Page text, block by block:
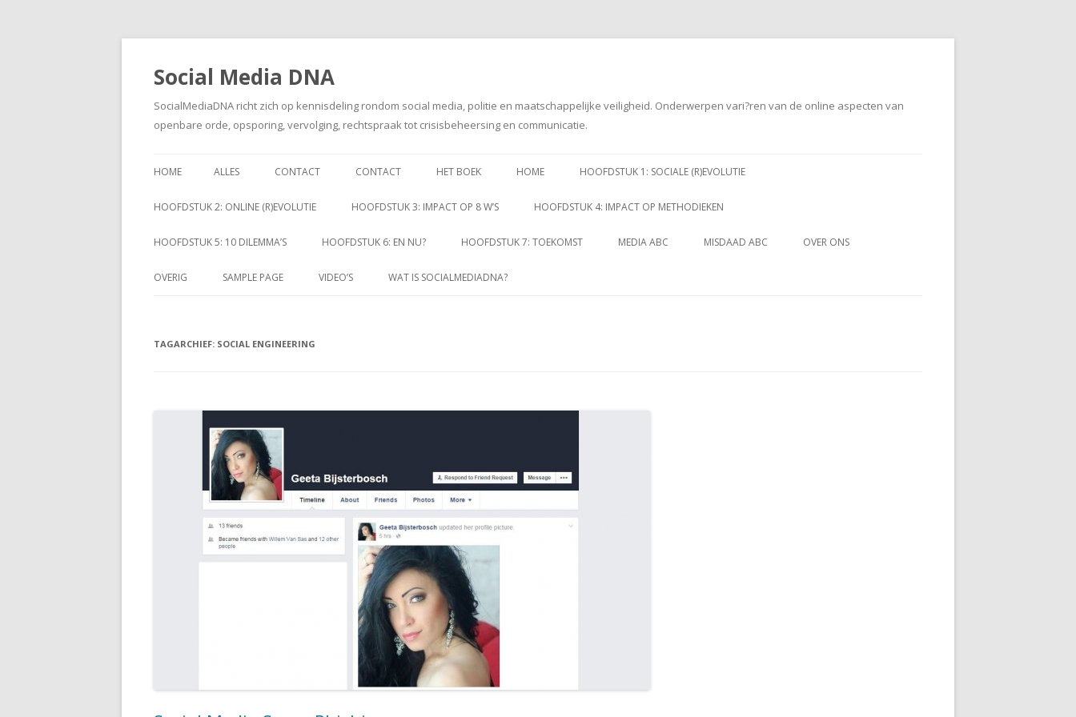
Social Media DNA
SocialMediaDNA richt zich op kennisdeling rondom social media, politie en maatschappelijke veiligheid. Onderwerpen vari?ren van de online aspecten van
openbare orde, opsporing, vervolging, rechtspraak tot crisisbeheersing en communicatie.
naar
HOME ALLES CONTACT CONTACT HET BOEK HOME HOOFDSTUK 1: SOCIALE (R)EVOLUTIE
HOOFDSTUK 2: ONLINE (R)EVOLUTIE HOOFDSTUK 3: IMPACT OP 8 W’S HOOFDSTUK 4: IMPACT OP METHODIEKEN
HOOFDSTUK 5: 10 DILEMMA’S HOOFDSTUK 6: EN NU? HOOFDSTUK 7: TOEKOMST MEDIA ABC MISDAAD ABC OVER ONS
OVERIG SAMPLE PAGE VIDEO’S WAT IS SOCIALMEDIADNA?
TAGARCHIEF: SOCIAL ENGINEERING